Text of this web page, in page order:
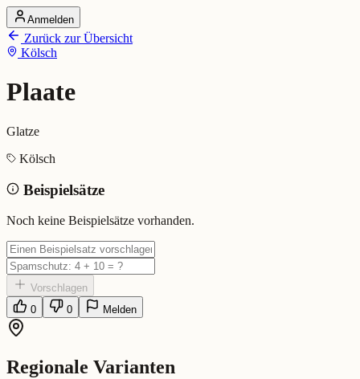
Startseite
Alle Dialekte
Dialekte vergleichen
Dialekt-Karte
Ranking
Plaate (Kölsch)
Bedeutung: Glatze
Eingereicht von: Mundwerk Team
Anmelden
Zurück zur Übersicht
Kölsch
Plaate
Glatze
Kölsch
Beispielsätze
Noch keine Beispielsätze vorhanden.
Vorschlagen
0
0 Melden
Regionale Varianten